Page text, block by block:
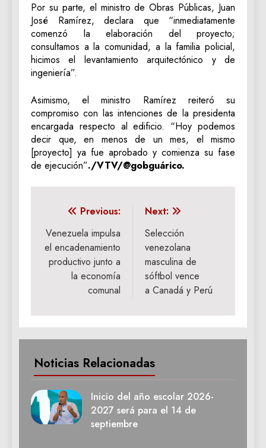
Por su parte, el ministro de Obras Públicas, Juan
José Ramírez, declara que “inmediatamente
comenzó la elaboración del proyecto;
consultamos a la comunidad, a la familia policial,
hicimos el levantamiento arquitectónico y de
ingeniería”.
Asimismo, el ministro Ramírez reiteró su
compromiso con las intenciones de la presidenta
encargada respecto al edificio. “Hoy podemos
decir que, en menos de un mes, el mismo
[proyecto] ya fue aprobado y comienza su fase
de ejecución”./VTV/@gobguárico.
Navegación
de
entradas
Previous:
Venezuela impulsa
el encadenamiento
productivo junto a
la economía
comunal
Next:
Selección
venezolana
masculina de
sóftbol vence
a Canadá y Perú
Noticias Relacionadas
Inicio del año escolar 2026-
2027 será para el 14 de
septiembre